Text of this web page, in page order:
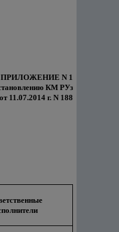
ПРИЛОЖЕНИЕ N 1
КМ РУз
от 11.07.2014 г. N 188